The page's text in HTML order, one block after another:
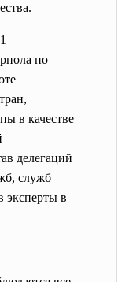
по
в качестве
делегаций
служб
эксперты в